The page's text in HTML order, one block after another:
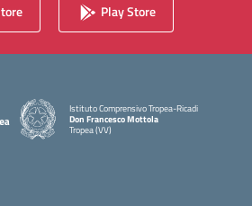
Play Store
Istituto Comprensivo Tropea-Ricadi
Don Francesco Mottola
Tropea (VV)
— Visita la pagina iniziale della scuola